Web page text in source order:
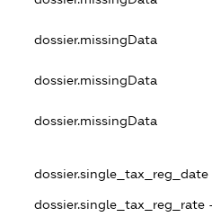
dossier.missingData
dossier.missingData
dossier.missingData
dossier.single_tax_reg_date -
dossier.single_tax_reg_rate